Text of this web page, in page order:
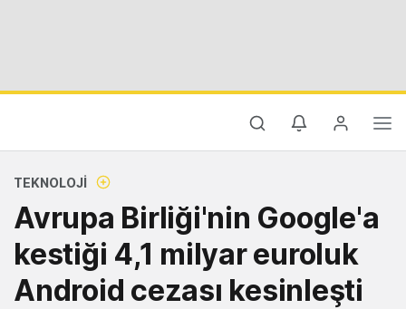
TEKNOLOJI
Avrupa Birliği'nin Google'a
kestiği 4,1 milyar euroluk
Android cezası kesinleşti